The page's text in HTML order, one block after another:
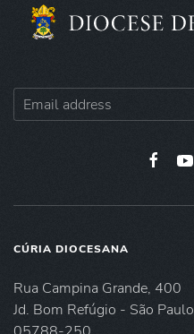
CÚRIA DIOCESANA
Rua Campina Grande, 400
Jd. Bom Refúgio - São Paulo